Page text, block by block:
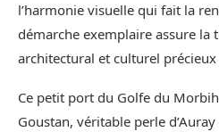
l’harmonie visuelle qui fait la
démarche exemplaire assure la
architectural et culturel
Ce petit port du Golfe du
Goustan, véritable perle